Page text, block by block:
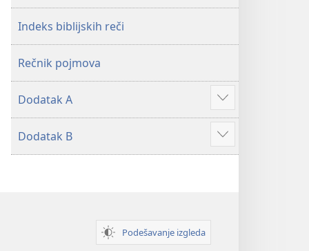
2019)2019)
Indeks biblijskih reči
Rečnik pojmova
Dodatak A Više
Dodatak B Više
Podešavanje izgleda